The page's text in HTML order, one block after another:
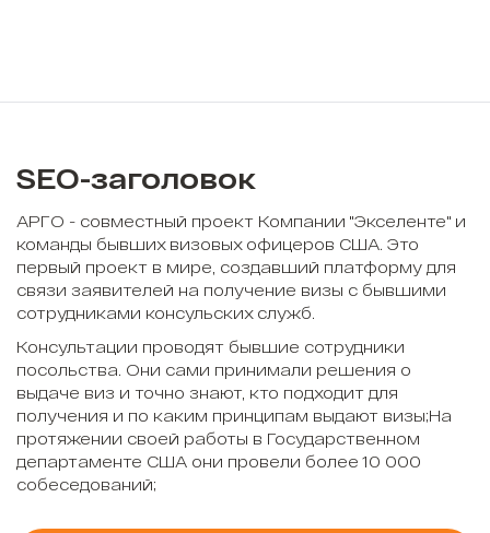
SEO-заголовок
АРГО - совместный проект Компании "Экселенте" и
команды бывших визовых офицеров США. Это
первый проект в мире, создавший платформу для
связи заявителей на получение визы с бывшими
сотрудниками консульских служб.
Консультации проводят бывшие сотрудники
посольства. Они сами принимали решения о
выдаче виз и точно знают, кто подходит для
получения и по каким принципам выдают визы;На
протяжении своей работы в Государственном
департаменте США они провели более 10 000
собеседований;